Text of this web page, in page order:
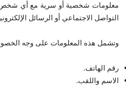
معلومات شخصية أو سرية مع أي شخص،
التواصل الاجتماعي أو الرسائل
وتشمل هذه المعلومات على وجه
رقم الهاتف.
الاسم واللقب.